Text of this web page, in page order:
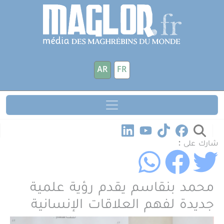
تجاوز إلى المحتوى الرئيسي
FR
AR
شارك على :
محمد بنقاسم يقدم رؤية علمية
جديدة لفهم العلاقات الإنسانية
لوحة إدارة ملفات تعريف الارتباط